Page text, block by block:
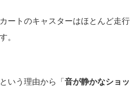
ートのキャスターはほとんど走行
。
いう理由から「 音が静かなショッ